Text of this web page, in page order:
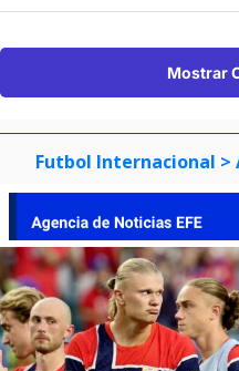
Mostrar
Futbol Internacional >